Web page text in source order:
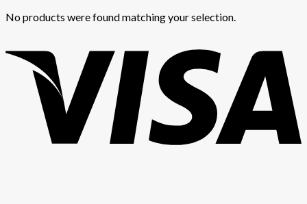
No products were found matching your selection.